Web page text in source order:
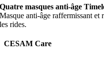
Quatre masques anti-âge
Masque anti-âge raffermissant et
les rides.
CESAM Care